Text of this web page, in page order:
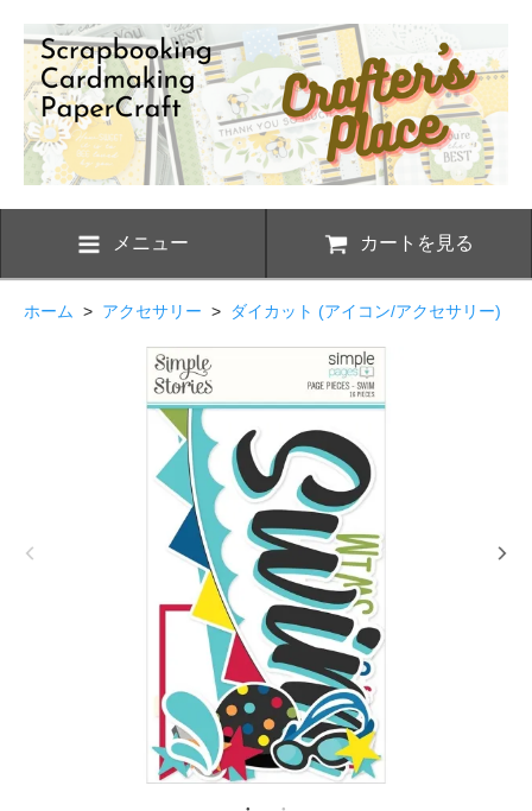
メニュー カートを見る
ホーム > アクセサリー > ダイカット (アイコン/アクセサリー)